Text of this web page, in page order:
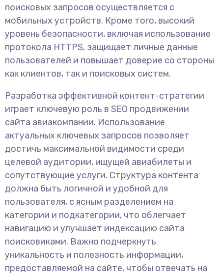
поисковых запросов осуществляется с
мобильных устройств. Кроме того, высокий
уровень безопасности, включая использование
протокола HTTPS, защищает личные данные
пользователей и повышает доверие со стороны
как клиентов, так и поисковых систем.
Разработка эффективной контент-стратегии
играет ключевую роль в SEO продвижении
сайта авиакомпании. Использование
актуальных ключевых запросов позволяет
достичь максимальной видимости среди
целевой аудитории, ищущей авиабилеты и
сопутствующие услуги. Структура контента
должна быть логичной и удобной для
пользователя, с ясным разделением на
категории и подкатегории, что облегчает
навигацию и улучшает индексацию сайта
поисковиками. Важно подчеркнуть
уникальность и полезность информации,
предоставляемой на сайте, чтобы отвечать на